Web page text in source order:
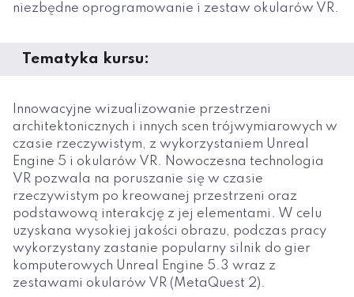
niezbędne oprogramowanie i zestaw okularów VR.
Tematyka kursu:
Innowacyjne wizualizowanie przestrzeni
architektonicznych i innych scen trójwymiarowych w
czasie rzeczywistym, z wykorzystaniem Unreal
Engine 5 i okularów VR. Nowoczesna technologia
VR pozwala na poruszanie się w czasie
rzeczywistym po kreowanej przestrzeni oraz
podstawową interakcję z jej elementami. W celu
uzyskana wysokiej jakości obrazu, podczas pracy
wykorzystany zastanie popularny silnik do gier
komputerowych Unreal Engine 5.3 wraz z
zestawami okularów VR (MetaQuest 2).